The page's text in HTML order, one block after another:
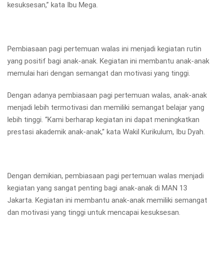
kesuksesan,” kata Ibu Mega.
Pembiasaan pagi pertemuan walas ini menjadi kegiatan rutin
yang positif bagi anak-anak. Kegiatan ini membantu anak-anak
memulai hari dengan semangat dan motivasi yang tinggi.
Dengan adanya pembiasaan pagi pertemuan walas, anak-anak
menjadi lebih termotivasi dan memiliki semangat belajar yang
lebih tinggi. “Kami berharap kegiatan ini dapat meningkatkan
prestasi akademik anak-anak,” kata Wakil Kurikulum, Ibu Dyah.
Dengan demikian, pembiasaan pagi pertemuan walas menjadi
kegiatan yang sangat penting bagi anak-anak di MAN 13
Jakarta. Kegiatan ini membantu anak-anak memiliki semangat
dan motivasi yang tinggi untuk mencapai kesuksesan.